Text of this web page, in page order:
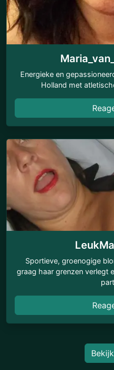
Energieke en
Holland met
Sportieve, groenogige
graag haar grenzen verlegt